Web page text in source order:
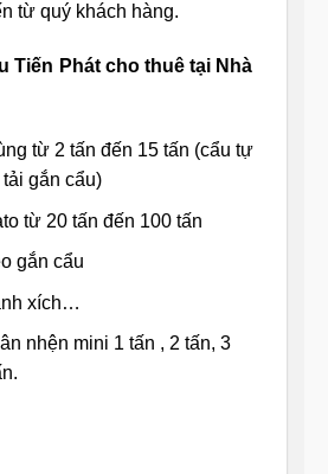
từ quý khách hàng.
Tiến Phát cho thuê tại Nhà
từ 2 tấn đến 15 tấn (cẩu tự
gắn cẩu)
từ 20 tấn đến 100 tấn
gắn cẩu
xích…
nhện mini 1 tấn , 2 tấn, 3